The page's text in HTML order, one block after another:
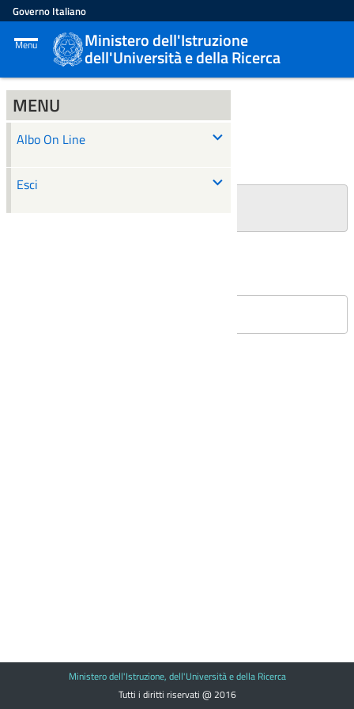
Governo Italiano
Menu Ministero dell'Istruzione
dell'Università e della Ricerca
MENU
Albo On Line
Esci
ALBO ON LINE
Ricerca
Ministero dell'Istruzione, dell'Università e della Ricerca
Tutti i diritti riservati @ 2016